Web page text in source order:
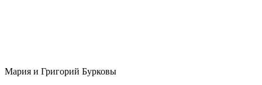
Мария и Григорий Бурковы